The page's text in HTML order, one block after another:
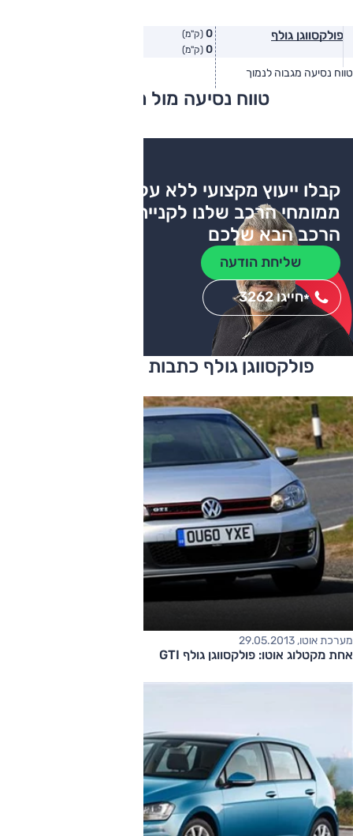
פולקסווגן גולף 0 (ק"מ)
0 (ק"מ)
טווח נסיעה מגבוה לנמוך
טווח נסיעה מול מתחרים
קבלו ייעוץ מקצועי ללא עלות
ממומחי הרכב שלנו לקניית
הרכב הבא שלכם
שליחת הודעה
חייגו 3262*
פולקסווגן גולף כתבות ומבחני דרכים
מערכת אוטו, 29.05.2013
אחת מקטלוג אוטו: פולקסווגן גולף GTI